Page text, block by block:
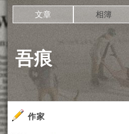
吾痕
文章 相簿
作家